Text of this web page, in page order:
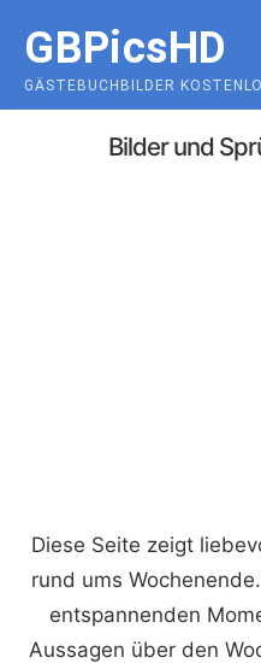
content
GBPicsHD
GÄSTEBUCHBILDER
Bilder und
Diese Seite zeigt
rund ums
entspannenden
Aussagen über den